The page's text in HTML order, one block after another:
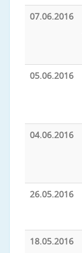
07.06.2016
05.06.2016
04.06.2016
26.05.2016
18.05.2016